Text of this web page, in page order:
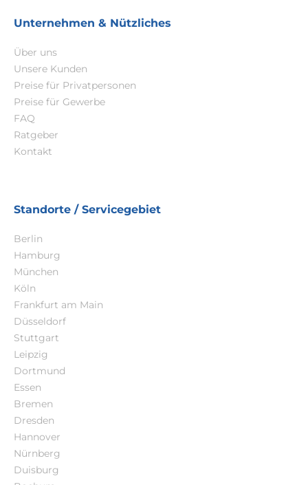
Unternehmen & Nützliches
Über uns
Unsere Kunden
Preise für Privatpersonen
Preise für Gewerbe
FAQ
Ratgeber
Kontakt
Standorte / Servicegebiet
Berlin
Hamburg
München
Köln
Frankfurt am Main
Düsseldorf
Stuttgart
Leipzig
Dortmund
Essen
Bremen
Dresden
Hannover
Nürnberg
Duisburg